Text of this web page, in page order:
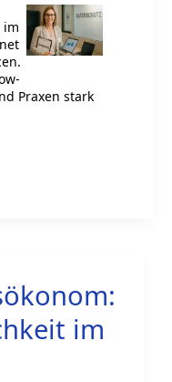
im
Praxen stark
im